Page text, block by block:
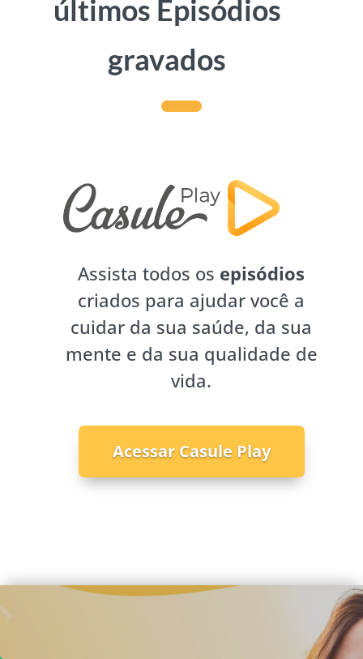
últimos Episódios
gravados
Assista todos os episódios
criados para ajudar você a
cuidar da sua saúde, da sua
mente e da sua qualidade de
vida.
Acessar Casule Play